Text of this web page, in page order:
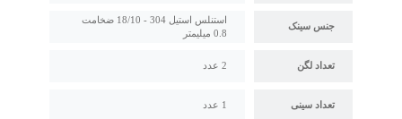
جنس سینک
استنلس استیل 304 - 18/10 ضخامت
0.8 میلیمتر
تعداد لگن 2 عدد
تعداد سینی 1 عدد